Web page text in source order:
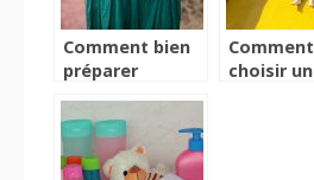
Comment bien
préparer
?
Comment
choisir un